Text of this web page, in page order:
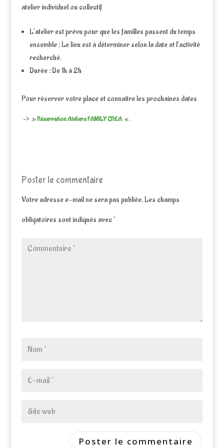
atelier individuel ou collectif
L’atelier est prévu pour que les familles passent du temps
ensemble : Le lieu est à déterminer selon la date et l’activité
recherché.
Durée : De 1h à 2h
Pour réserver votre place et connaître les prochaines dates
–> »Réservation Ateliers FAMILY CREA « .
Poster le commentaire
Votre adresse e-mail ne sera pas publiée.Les champs
obligatoires sont indiqués avec*